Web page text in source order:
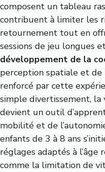
composent un tableau
contribuent à limiter les
retournement tout en
sessions de jeu longues
développement de la
perception spatiale et
renforcé par cette
simple divertissement,
devient un outil
mobilité et de
enfants de 3 à 8 ans
réglages adaptés à
comme la limitation de